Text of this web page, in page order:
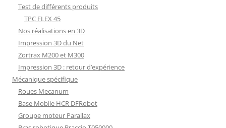
Test de différents produits
TPC FLEX 45
Nos réalisations en 3D
Impression 3D du Net
Zortrax M200 et M300
Impression 3D : retour d’expérience
Mécanique spécifique
Roues Mecanum
Base Mobile HCR DFRobot
Groupe moteur Parallax